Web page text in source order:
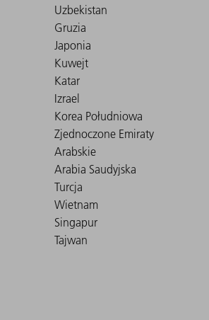
Uzbekistan
Gruzia
Japonia
Kuwejt
Katar
Izrael
Korea Południowa
Zjednoczone Emiraty
Arabskie
Arabia Saudyjska
Turcja
Wietnam
Singapur
Tajwan